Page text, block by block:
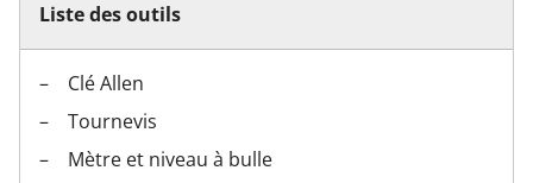
Liste des outils
Clé Allen
Tournevis
Mètre et niveau à bulle